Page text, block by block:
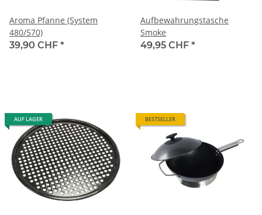
Aroma Pfanne (System
480/570)
39,90 CHF *
Aufbewahrungstasche
Smoke
49,95 CHF *
AUF LAGER BESTSELLER